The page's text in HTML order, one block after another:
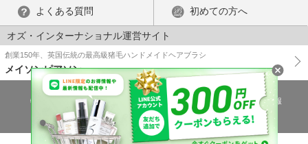
よくある質問 初めての方へ
オズ・インターナショナル運営サイト
創業150年、英国伝統の最高級猪毛ハンドメイドヘアブラシ
メイソンピアソン
特商法に基づく表示 プライバシーポリシー
医薬品販売許可証の情報
ご利用規約
PC版で表示